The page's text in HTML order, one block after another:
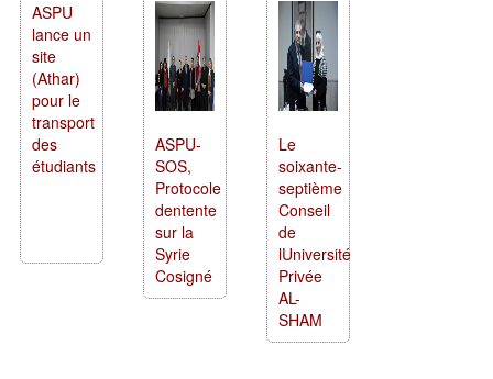
ASPU
lance un
site
(Athar)
pour le
transport
des
étudiants
ASPU-
SOS,
Protocole
dentente
sur la
Syrie
Cosigné
Le
soixante-
septième
Conseil
de
lUniversité
Privée
AL-
SHAM